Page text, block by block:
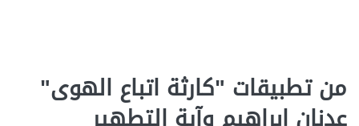
من تطبيقات "كارثة اتباع الهوى"